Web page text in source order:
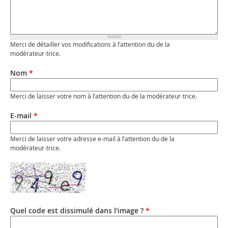
Merci de détailler vos modifications à l’attention du·de la
modérateur·trice.
Nom *
Merci de laisser votre nom à l’attention du·de la modérateur·trice.
E-mail *
Merci de laisser votre adresse e-mail à l’attention du·de la
modérateur·trice.
Quel code est dissimulé dans l'image ? *